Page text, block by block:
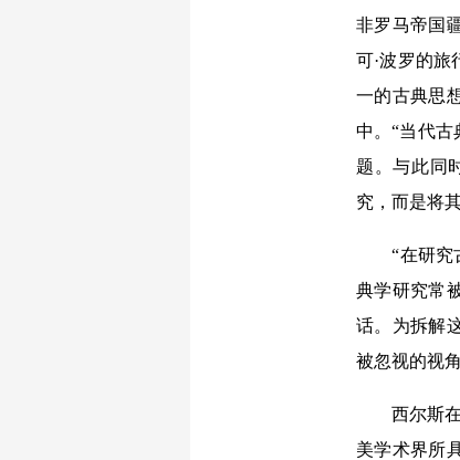
非罗马帝国
可·波罗的
一的古典思
中。“当代古
题。与此同
究，而是将
“在研究古
典学研究常
话。为拆解
被忽视的视角
西尔斯在
美学术界所